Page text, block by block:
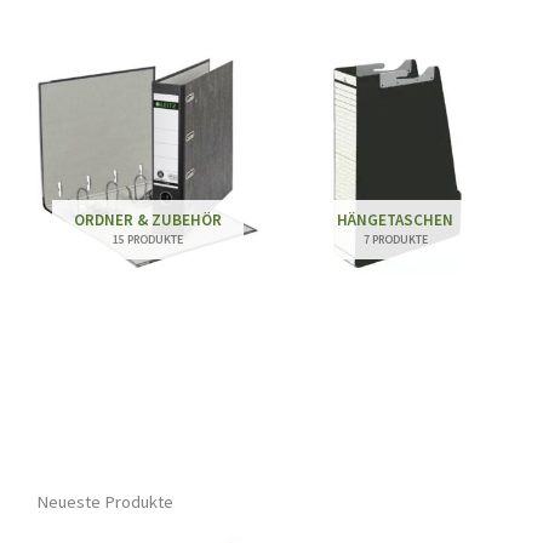
ORDNER & ZUBEHÖR
15 PRODUKTE
HÄNGETASCHEN
7 PRODUKTE
Neueste Produkte